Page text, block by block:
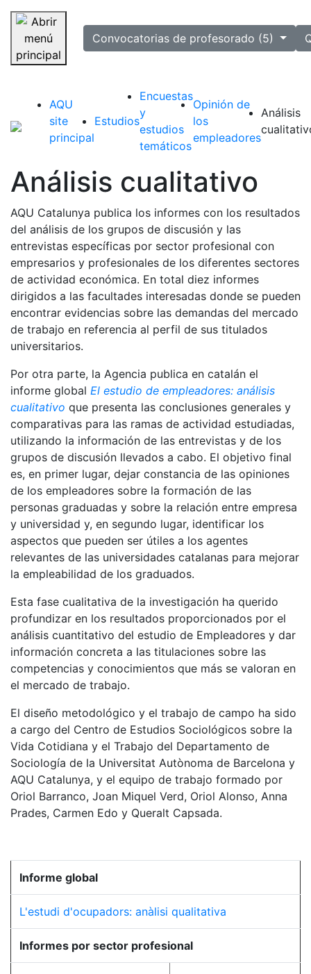
Saltar navegación
selectedConvocatorias de profesorado (5)
AQU
site
principal
Estudios
Encuestas
y
estudios
temáticos
Opinión de
los
empleadores
Análisis
Análisis cualitativo
AQU Catalunya publica los informes con los resultados
del análisis de los grupos de discusión y las
entrevistas específicas por sector profesional con
empresarios y profesionales de los diferentes sectores
de actividad económica. En total diez informes
dirigidos a las facultades interesadas donde se pueden
encontrar evidencias sobre las demandas del mercado
de trabajo en referencia al perfil de sus titulados
universitarios.
Por otra parte, la Agencia publica en catalán el
informe global El estudio de empleadores: análisis
cualitativo que presenta las conclusiones generales y
comparativas para las ramas de actividad estudiadas,
utilizando la información de las entrevistas y de los
grupos de discusión llevados a cabo. El objetivo final
es, en primer lugar, dejar constancia de las opiniones
de los empleadores sobre la formación de las
personas graduadas y sobre la relación entre empresa
y universidad y, en segundo lugar, identificar los
aspectos que pueden ser útiles a los agentes
relevantes de las universidades catalanas para mejorar
la empleabilidad de los graduados.
Esta fase cualitativa de la investigación ha querido
profundizar en los resultados proporcionados por el
análisis cuantitativo del estudio de Empleadores y dar
información concreta a las titulaciones sobre las
competencias y conocimientos que más se valoran en
el mercado de trabajo.
El diseño metodológico y el trabajo de campo ha sido
a cargo del Centro de Estudios Sociológicos sobre la
Vida Cotidiana y el Trabajo del Departamento de
Sociología de la Universitat Autònoma de Barcelona y
AQU Catalunya, y el equipo de trabajo formado por
Oriol Barranco, Joan Miquel Verd, Oriol Alonso, Anna
Prades, Carmen Edo y Queralt Capsada.
Informe global
L'estudi d'ocupadors: anàlisi qualitativa
Informes por sector profesional